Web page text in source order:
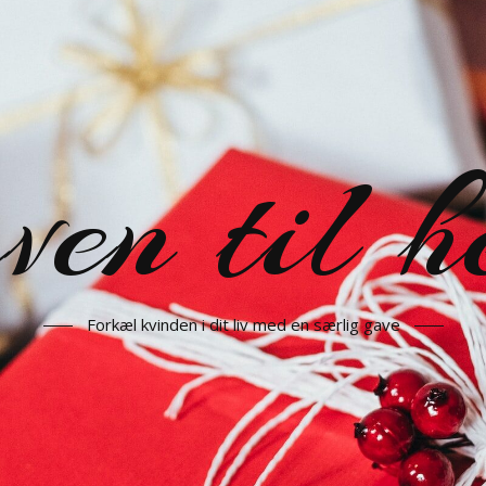
til
Forkæl kvinden i dit liv med en særlig gave